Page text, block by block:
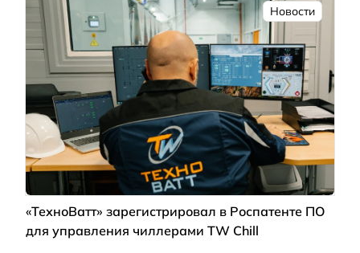
Новости
«ТехноВатт» зарегистрировал в Роспатенте ПО
для управления чиллерами TW Chill